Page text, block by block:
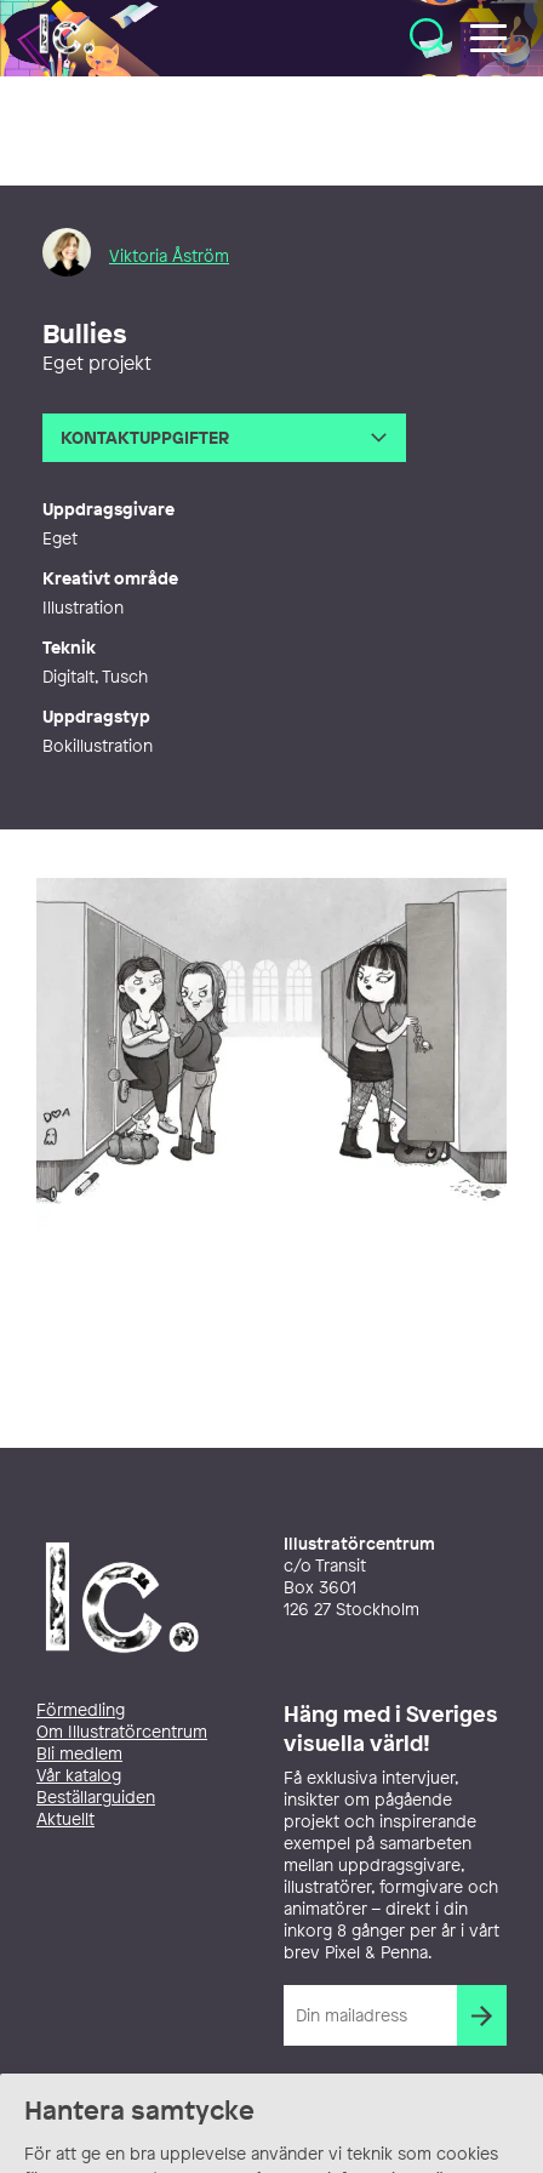
Hantera samtycke
För att ge en bra upplevelse använder vi teknik som cookies
Illustratörcentrum
Viktoria Åström
Bullies
Eget projekt
KONTAKTUPPGIFTER
Uppdragsgivare
Eget
Kreativt område
Illustration
Teknik
Digitalt, Tusch
Uppdragstyp
Bokillustration
Illustratörcentrum
c/o Transit
Box 3601
126 27 Stockholm
Förmedling
Om Illustratörcentrum
Bli medlem
Vår katalog
Beställarguiden
Aktuellt
Häng med i Sveriges
visuella värld!
Få exklusiva intervjuer,
insikter om pågående
projekt och inspirerande
exempel på samarbeten
mellan uppdragsgivare,
illustratörer, formgivare och
animatörer – direkt i din
inkorg 8 gånger per år i vårt
brev Pixel & Penna.